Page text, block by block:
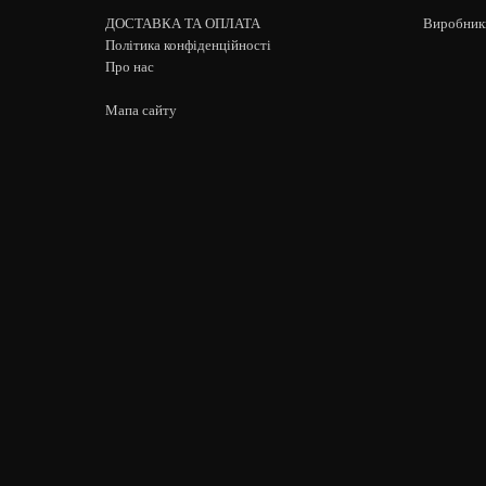
ДОСТАВКА ТА ОПЛАТА
Політика конфіденційності
Про нас
Мапа сайту